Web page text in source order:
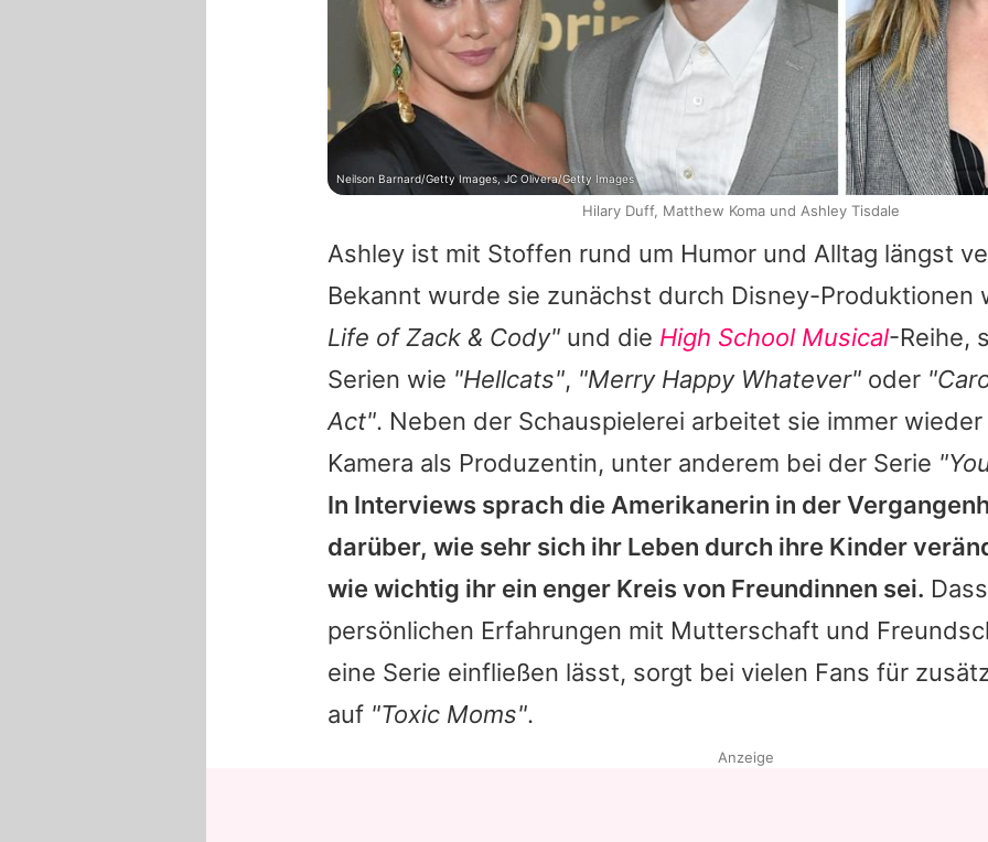
Ashley ist mit Stoffen rund um Humor und Alltag längst
Bekannt wurde sie zunächst durch Disney-Produktionen
Life of Zack & Cody" und die High School Musical-Reihe,
Serien wie "Hellcats", "Merry Happy Whatever" oder
Act". Neben der Schauspielerei arbeitet sie immer
Kamera als Produzentin, unter anderem bei der Serie
In Interviews sprach die Amerikanerin in der
darüber, wie sehr sich ihr Leben durch ihre Kinder
wie wichtig ihr ein enger Kreis von Freundinnen sei.
persönlichen Erfahrungen mit Mutterschaft und
eine Serie einfließen lässt, sorgt bei vielen Fans für
auf "Toxic Moms".
Neilson Barnard/Getty Images, JC Olivera/Getty Images
Hilary Duff, Matthew Koma und Ashley Tisdale
Anzeige